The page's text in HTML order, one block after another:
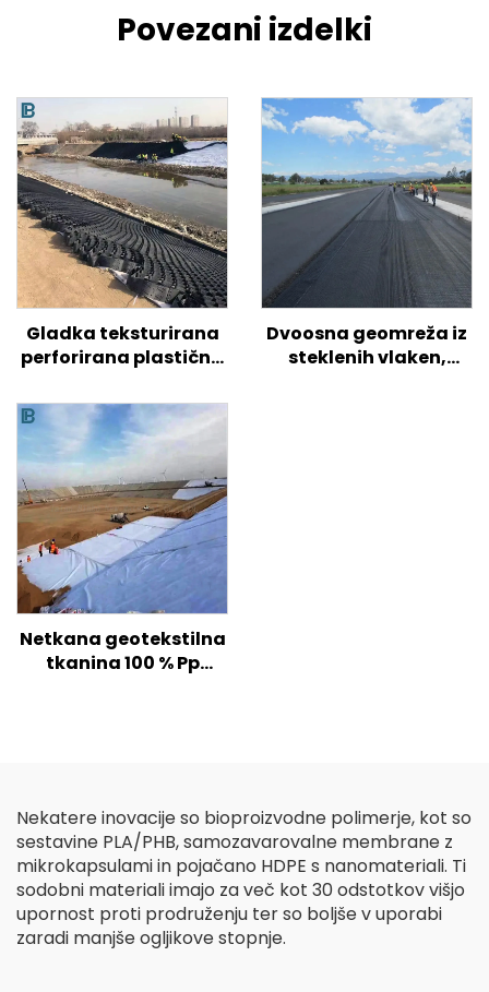
Povezani izdelki
Gladka teksturirana
perforirana plastična
ojačitev tal na
cestah/hribih/pobočjih
Dvoosna geomreža iz
steklenih vlaken,
Netkana geotekstilna
tkanina 100 % Pp
Nekatere inovacije so bioproizvodne polimerje, kot so
sestavine PLA/PHB, samozavarovalne membrane z
mikrokapsulami in pojačano HDPE s nanomateriali. Ti
sodobni materiali imajo za več kot 30 odstotkov višjo
upornost proti prodruženju ter so boljše v uporabi
zaradi manjše ogljikove stopnje.